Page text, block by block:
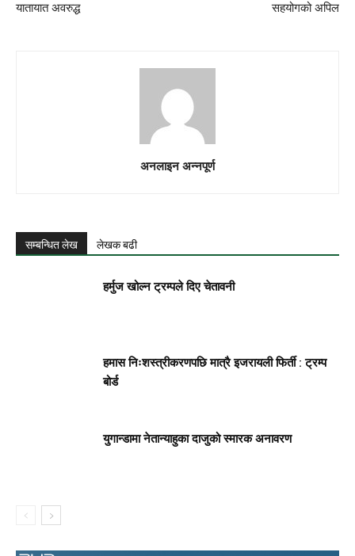
यातायात अवरुद्ध
सहयोगको अपिल
अनलाइन अन्नपूर्ण
सम्बन्धित लेख लेखक बढी
हर्मुज खोल्न ट्रम्पले दिए चेतावनी
हमास निःशस्त्रीकरणपछि मात्रै इजरायली फिर्ती : ट्रम्प
बोर्ड
युगान्डामा नेतान्याहुका दाजुको स्मारक अनावरण